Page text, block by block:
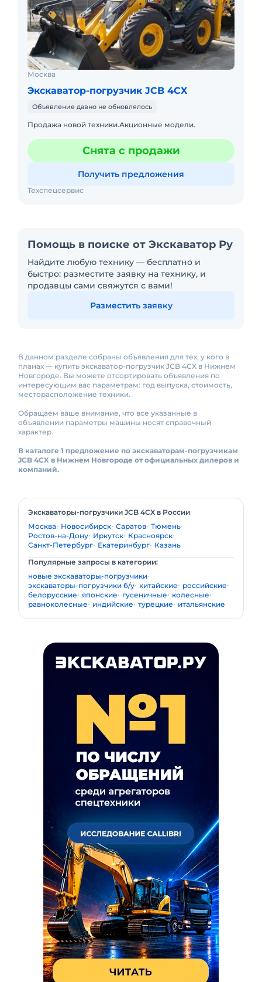
Москва
Экскаватор-погрузчик JCB 4CX
Объявление давно не обновлялось
Продажа новой техники.Акционные модели.
Снята с продажи
Получить предложения
Техспецсервис
Помощь в поиске от Экскаватор Ру
Найдите любую технику — бесплатно и
быстро: разместите заявку на технику, и
продавцы сами свяжутся с вами!
Разместить заявку
В данном разделе собраны объявления для тех, у кого в
планах — купить экскаватор-погрузчик JCB 4CX в Нижнем
Новгороде. Вы можете отсортировать объявления по
интересующим вас параметрам: год выпуска, стоимость,
месторасположение техники.
Обращаем ваше внимание, что все указанные в
объявлении параметры машины носят справочный
характер.
В каталоге 1 предложение по экскаваторам-погрузчикам
JCB 4CX в Нижнем Новгороде от официальных дилеров и
компаний.
Экскаваторы-погрузчики JCB 4CX в России
Москва Новосибирск Саратов Тюмень
Ростов-на-Дону Иркутск Красноярск
Санкт-Петербург Екатеринбург Казань
Популярные запросы в категории:
новые экскаваторы-погрузчики
экскаваторы-погрузчики б/у китайские
российские
белорусские японские гусеничные
колесные
равноколесные
индийские турецкие итальянские